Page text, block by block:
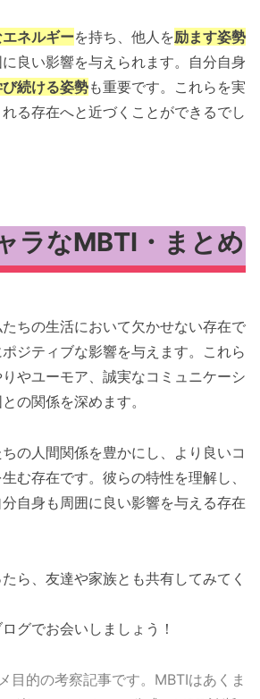
ネルギーを持ち、他人を励ます姿勢
良い影響を与えられます。自分自身
続ける姿勢も重要です。これらを実
る存在へと近づくことができるでし
ラなMBTI・まとめ
ちの生活において欠かせない存在で
ジティブな影響を与えます。これら
やユーモア、誠実なコミュニケーシ
の関係を深めます。
の人間関係を豊かにし、より良いコ
む存在です。彼らの特性を理解し、
自身も周囲に良い影響を与える存在
ら、友達や家族とも共有してみてく
グでお会いしましょう！
目的の考察記事です。MBTIはあくま